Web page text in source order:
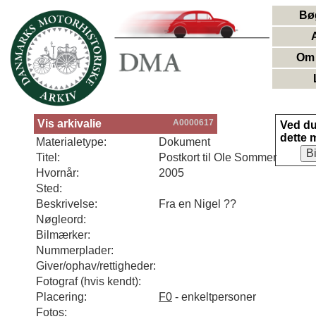
Vis arkivalie A0000617
Ved
dette
Materialetype:
Dokument
Titel:
Postkort til Ole Sommer
Hvornår:
2005
Sted:
Beskrivelse:
Fra en Nigel ??
Nøgleord:
Bilmærker:
Nummerplader:
Giver/ophav/rettigheder:
Fotograf (hvis kendt):
Placering:
F0 - enkeltpersoner
Fotos: